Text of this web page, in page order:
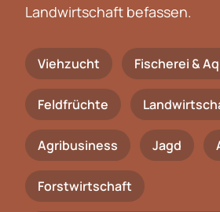
Landwirtschaft befassen.
Viehzucht Fischerei &
Feldfrüchte
Agribusiness Jagd
Forstwirtschaft